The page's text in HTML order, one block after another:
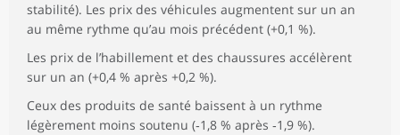
stabilité). Les prix des véhicules augmentent sur un an
au même rythme qu’au mois précédent (+0,1 %).
Les prix de l’habillement et des chaussures accélèrent
sur un an (+0,4 % après +0,2 %).
Ceux des produits de santé baissent à un rythme
légèrement moins soutenu (‑1,8 % après ‑1,9 %).